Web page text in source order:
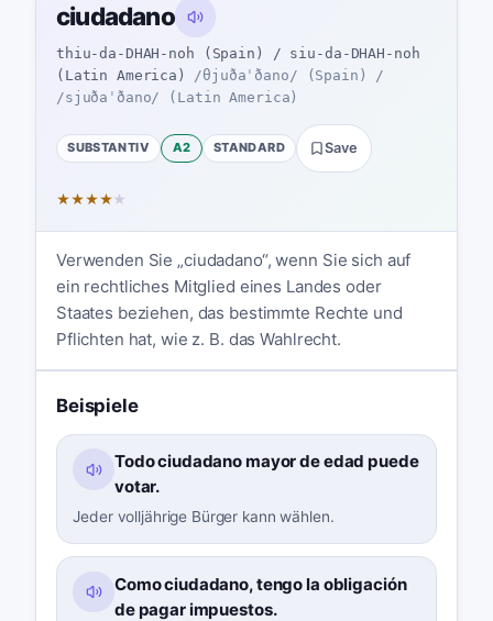
ciudadano
thiu-da-DHAH-noh (Spain) / siu-da-DHAH-noh
(Latin America)
/θjuðaˈðano/ (Spain) /
/sjuðaˈðano/ (Latin America)
SUBSTANTIV A2 STANDARD Save
★★★★★
Verwenden Sie „ciudadano“, wenn Sie sich auf
ein rechtliches Mitglied eines Landes oder
Staates beziehen, das bestimmte Rechte und
Pflichten hat, wie z. B. das Wahlrecht.
Beispiele
Todo ciudadano mayor de edad puede
votar.
Jeder volljährige Bürger kann wählen.
Como ciudadano, tengo la obligación
de pagar impuestos.